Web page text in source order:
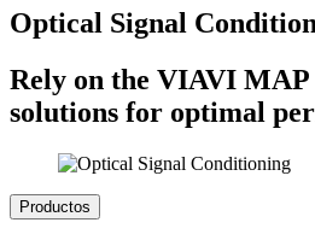
Optical Signal
Rely on the VIAVI
solutions for optimal
Productos